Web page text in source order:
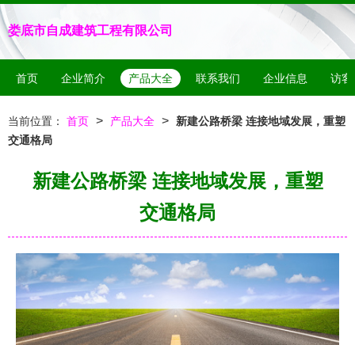
娄底市自成建筑工程有限公司
首页 企业简介 产品大全 联系我们 企业信息 访客
当前位置： 首页 > 产品大全 >
新建公路桥梁 连接地域发展，重塑
交通格局
新建公路桥梁 连接地域发展，重塑
交通格局